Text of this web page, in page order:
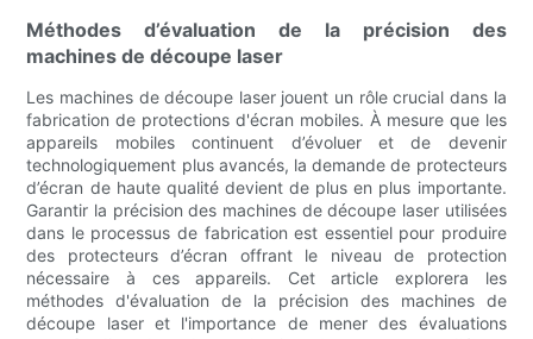
Méthodes d’évaluation de la précision des
machines de découpe laser
Les machines de découpe laser jouent un rôle crucial dans la
fabrication de protections d'écran mobiles. À mesure que les
appareils mobiles continuent d’évoluer et de devenir
technologiquement plus avancés, la demande de protecteurs
d’écran de haute qualité devient de plus en plus importante.
Garantir la précision des machines de découpe laser utilisées
dans le processus de fabrication est essentiel pour produire
des protecteurs d’écran offrant le niveau de protection
nécessaire à ces appareils. Cet article explorera les
méthodes d'évaluation de la précision des machines de
découpe laser et l'importance de mener des évaluations